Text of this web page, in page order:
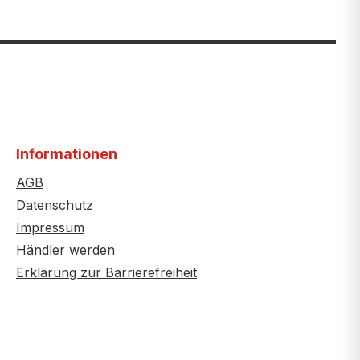
Informationen
AGB
Datenschutz
Impressum
Händler werden
Erklärung zur Barrierefreiheit